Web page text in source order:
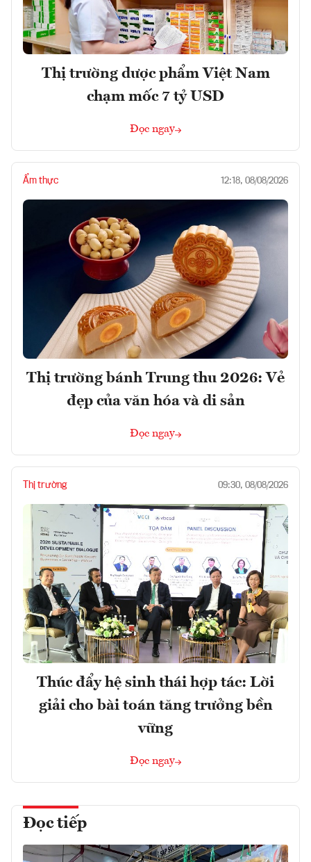
Thị trường dược phẩm Việt Nam
chạm mốc 7 tỷ USD
Đọc ngay
Ẩm thực 12:18, 08/08/2026
Thị trường bánh Trung thu 2026: Vẻ
đẹp của văn hóa và di sản
Đọc ngay
Thị trường 09:30, 08/08/2026
Thúc đẩy hệ sinh thái hợp tác: Lời
giải cho bài toán tăng trưởng bền
vững
Đọc ngay
Đọc tiếp